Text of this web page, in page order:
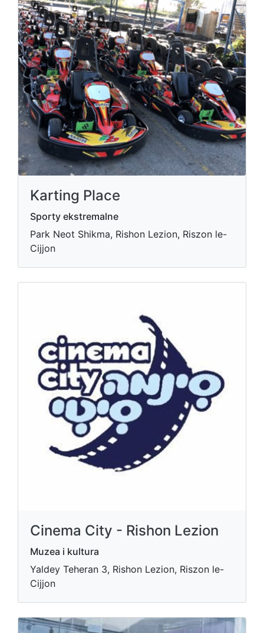
Karting Place
Sporty ekstremalne
Park Neot Shikma, Rishon Lezion, Riszon le-
Cijjon
Cinema City - Rishon Lezion
Muzea i kultura
Yaldey Teheran 3, Rishon Lezion, Riszon le-
Cijjon